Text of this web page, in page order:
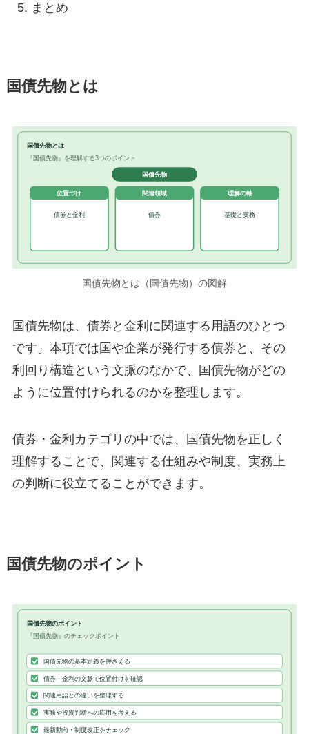
まとめ
国債先物とは
国債先物とは
『国債先物』を理解する3つのポイント
国債先物
位置づけ
債券と金利
関連領域
債券
理解の軸
基礎と実務
国債先物とは（国債先物）の図解
国債先物は、債券と金利に関連する用語のひとつ
です。本項では国や企業が発行する債券と、その
利回り構造という文脈のなかで、国債先物がどの
ように位置付けられるのかを整理します。
債券・金利カテゴリの中では、国債先物を正しく
理解することで、関連する仕組みや制度、実務上
の判断に役立てることができます。
国債先物のポイント
国債先物のポイント
『国債先物』のチェックポイント
国債先物の基本定義を押さえる
債券・金利の文脈で位置付けを確認
関連用語との違いを整理する
実務や投資判断への応用を考える
最新動向・制度改正をチェック